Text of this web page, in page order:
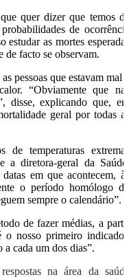
quer dizer que temos de
de ocorrência
estudar as mortes esperadas
de facto se observam.
pessoas que estavam mal e
“Obviamente que nas
disse, explicando que, em
geral por todas as
temperaturas extremas
a diretora-geral da Saúde,
em que acontecem, às
o período homólogo do
sempre o calendário”.
de fazer médias, a partir
o nosso primeiro indicador,
a cada um dos dias”.
na área da saúde